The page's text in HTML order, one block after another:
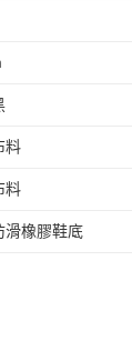
料
料
滑橡膠鞋底